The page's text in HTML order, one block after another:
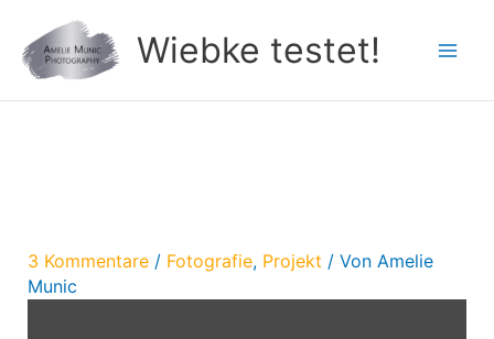
Inhalt
springen
Wiebke testet!
3 Kommentare / Fotografie, Projekt / Von Amelie
Munic